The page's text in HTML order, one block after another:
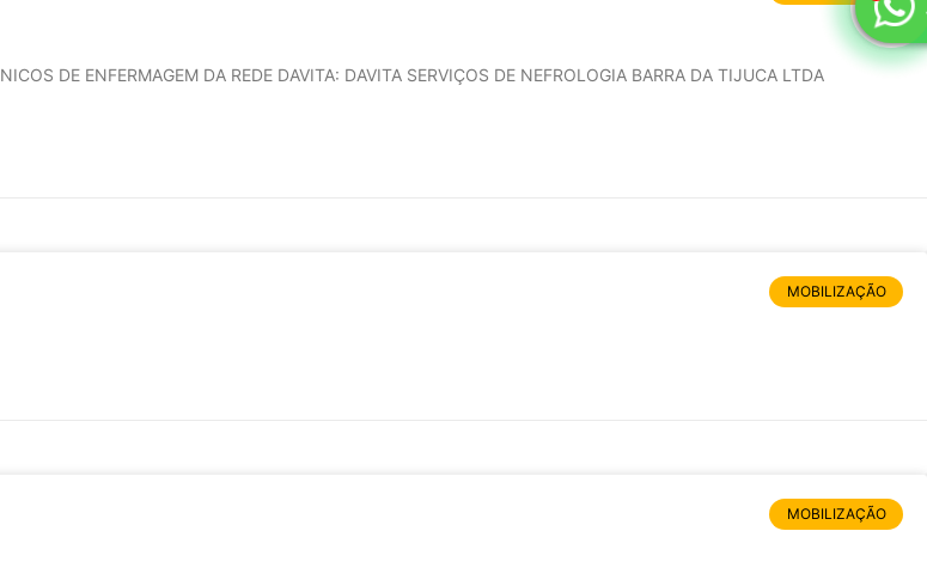
DE ENFERMAGEM DA REDE DAVITA: DAVITA SERVIÇOS DE NEFROLOGIA BARRA DA TIJUCA LTDA
MOBILIZAÇÃO
MOBILIZAÇÃO